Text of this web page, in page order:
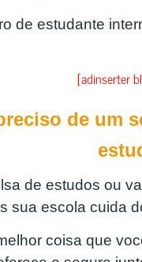
de estudante
[adinserter
de um
de estudos ou
sua escola cuida
coisa que